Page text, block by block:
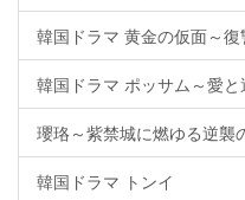
韓国ドラマ 黄金の仮面～復
韓国ドラマ ポッサム～愛と
瓔珞～紫禁城に燃ゆる逆襲
韓国ドラマ トンイ